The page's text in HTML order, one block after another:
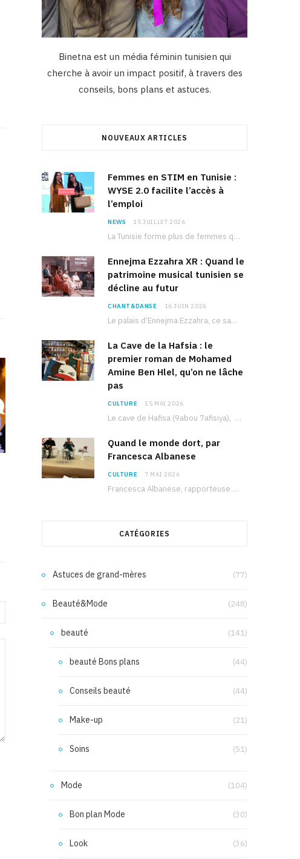
Binetna est un média féminin tunisien qui
cherche à avoir un impact positif, à travers des
conseils, bons plans et astuces.
NOUVEAUX ARTICLES
Femmes en STIM en Tunisie :
WYSE 2.0 facilite l’accès à
l’emploi
NEWS 15 JUILLET 2026
La Tunisie forme plus de femmes que d’hommes dans les filières scientifiques. Pourtant, pour beaucoup…
Ennejma Ezzahra XR : Quand le
patrimoine musical tunisien se
décline au futur
CHANT&DANSE 16 JUIN 2026
Le palais d’Ennejma Ezzahra, ce sanctuaire de la musique tunisienne et méditerranéenne construit par le…
La Cave de la Hafsia : le
premier roman de Mohamed
Amine Ben Hlel, qu’on ne lâche
pas
CULTURE 15 MAI 2026
Le cave de Hafisa (9abou 7afisiya), premier roman du journaliste tunisien Mohamed Amine Ben Hlel,…
Quand le monde dort, par
Francesca Albanese
CULTURE 7 MAI 2026
Francesca Albanese, rapporteuse spéciale de l’ONU sur les territoires palestiniens occupés, était à Tunis pour…
CATÉGORIES
Astuces de grand-mères (77)
Beauté&Mode (248)
beauté (141)
beauté Bons plans (44)
Conseils beauté (44)
Make-up (21)
Soins (51)
Mode (104)
Bon plan Mode (30)
Look (36)